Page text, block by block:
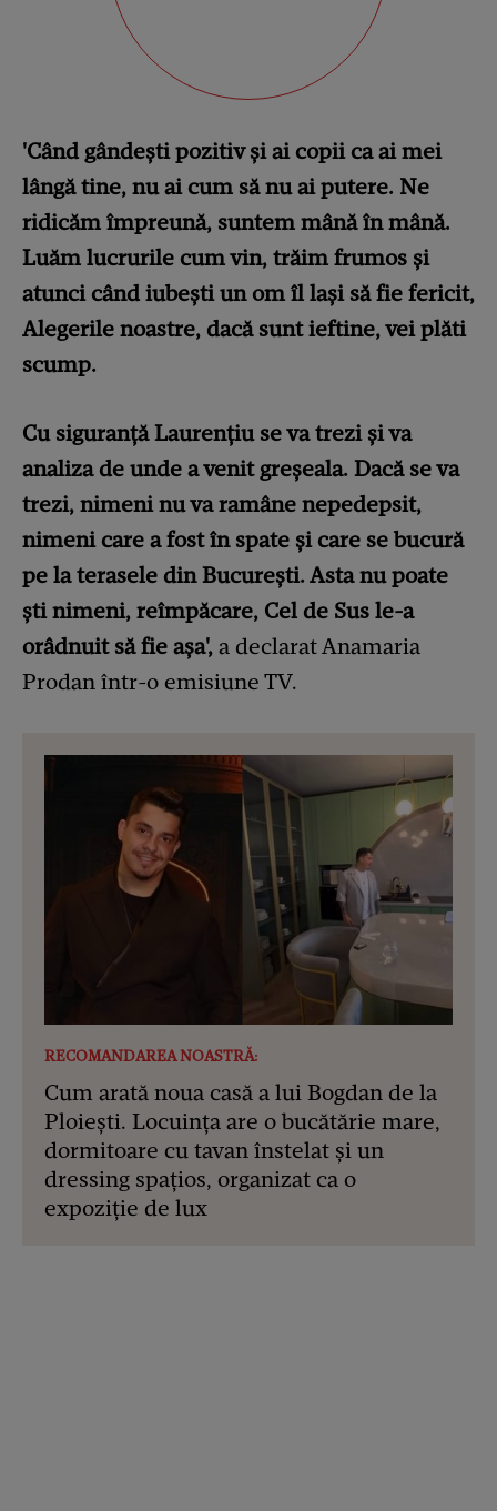
'Când gândești pozitiv și ai copii ca ai mei
lângă tine, nu ai cum să nu ai putere. Ne
ridicăm împreună, suntem mână în mână.
Luăm lucrurile cum vin, trăim frumos și
atunci când iubești un om îl lași să fie fericit,
Alegerile noastre, dacă sunt ieftine, vei plăti
scump.
Cu siguranță Laurențiu se va trezi și va
analiza de unde a venit greșeala. Dacă se va
trezi, nimeni nu va ramâne nepedepsit,
nimeni care a fost în spate și care se bucură
pe la terasele din București. Asta nu poate
ști nimeni, reîmpăcare, Cel de Sus le-a
orâdnuit să fie așa', a declarat Anamaria
Prodan într-o emisiune TV.
RECOMANDAREA NOASTRĂ:
Cum arată noua casă a lui Bogdan de la
Ploiești. Locuința are o bucătărie mare,
dormitoare cu tavan înstelat și un
dressing spațios, organizat ca o
expoziție de lux